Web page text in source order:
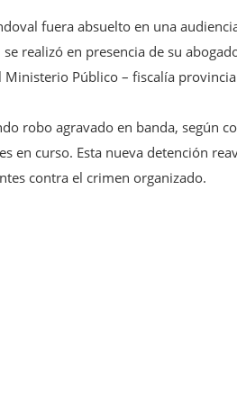
fuera absuelto en una
realizó en presencia de su
Ministerio Público – fiscalía
robo agravado en banda, según
en curso. Esta nueva detención
contra el crimen organizado.